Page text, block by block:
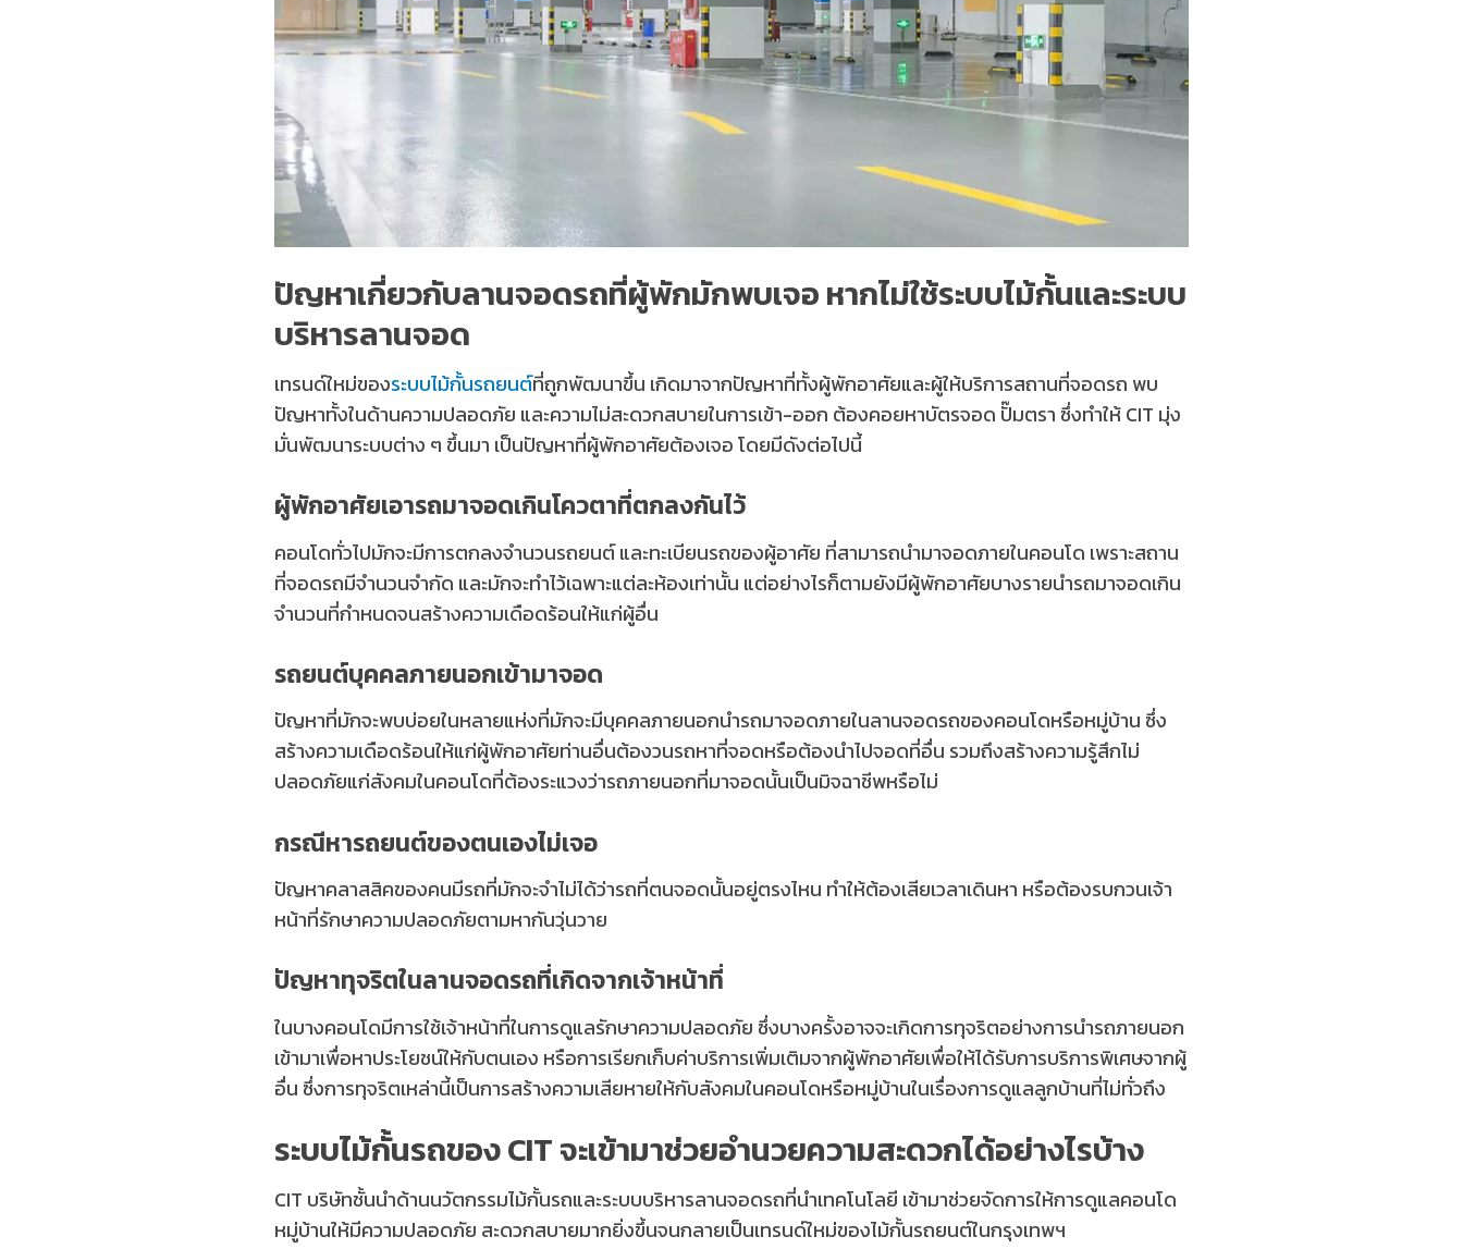
ปัญหาเกี่ยวกับลานจอดรถที่ผู้พักมักพบเจอ หากไม่ใช้ระบบไม้กั้นและระบบ
บริหารลานจอด
เทรนด์ใหม่ของระบบไม้กั้นรถยนต์ที่ถูกพัฒนาขึ้น เกิดมาจากปัญหาที่ทั้งผู้พักอาศัยและผู้ให้บริการสถานที่จอดรถ พบ
ปัญหาทั้งในด้านความปลอดภัย และความไม่สะดวกสบายในการเข้า-ออก ต้องคอยหาบัตรจอด ปั๊มตรา ซึ่งทำให้ CIT มุ่ง
มั่นพัฒนาระบบต่าง ๆ ขึ้นมา เป็นปัญหาที่ผู้พักอาศัยต้องเจอ โดยมีดังต่อไปนี้
ผู้พักอาศัยเอารถมาจอดเกินโควตาที่ตกลงกันไว้
คอนโดทั่วไปมักจะมีการตกลงจำนวนรถยนต์ และทะเบียนรถของผู้อาศัย ที่สามารถนำมาจอดภายในคอนโด เพราะสถาน
ที่จอดรถมีจำนวนจำกัด และมักจะทำไว้เฉพาะแต่ละห้องเท่านั้น แต่อย่างไรก็ตามยังมีผู้พักอาศัยบางรายนำรถมาจอดเกิน
จำนวนที่กำหนดจนสร้างความเดือดร้อนให้แก่ผู้อื่น
รถยนต์บุคคลภายนอกเข้ามาจอด
ปัญหาที่มักจะพบบ่อยในหลายแห่งที่มักจะมีบุคคลภายนอกนำรถมาจอดภายในลานจอดรถของคอนโดหรือหมู่บ้าน ซึ่ง
สร้างความเดือดร้อนให้แก่ผู้พักอาศัยท่านอื่นต้องวนรถหาที่จอดหรือต้องนำไปจอดที่อื่น รวมถึงสร้างความรู้สึกไม่
ปลอดภัยแก่สังคมในคอนโดที่ต้องระแวงว่ารถภายนอกที่มาจอดนั้นเป็นมิจฉาชีพหรือไม่
กรณีหารถยนต์ของตนเองไม่เจอ
ปัญหาคลาสสิคของคนมีรถที่มักจะจำไม่ได้ว่ารถที่ตนจอดนั้นอยู่ตรงไหน ทำให้ต้องเสียเวลาเดินหา หรือต้องรบกวนเจ้า
หน้าที่รักษาความปลอดภัยตามหากันวุ่นวาย
ปัญหาทุจริตในลานจอดรถที่เกิดจากเจ้าหน้าที่
ในบางคอนโดมีการใช้เจ้าหน้าที่ในการดูแลรักษาความปลอดภัย ซึ่งบางครั้งอาจจะเกิดการทุจริตอย่างการนำรถภายนอก
เข้ามาเพื่อหาประโยชน์ให้กับตนเอง หรือการเรียกเก็บค่าบริการเพิ่มเติมจากผู้พักอาศัยเพื่อให้ได้รับการบริการพิเศษจากผู้
อื่น ซึ่งการทุจริตเหล่านี้เป็นการสร้างความเสียหายให้กับสังคมในคอนโดหรือหมู่บ้านในเรื่องการดูแลลูกบ้านที่ไม่ทั่วถึง
ระบบไม้กั้นรถของ CIT จะเข้ามาช่วยอำนวยความสะดวกได้อย่างไรบ้าง
CIT บริษัทชั้นนำด้านนวัตกรรมไม้กั้นรถและระบบบริหารลานจอดรถที่นำเทคโนโลยี เข้ามาช่วยจัดการให้การดูแลคอนโด
หมู่บ้านให้มีความปลอดภัย สะดวกสบายมากยิ่งขึ้นจนกลายเป็นเทรนด์ใหม่ของไม้กั้นรถยนต์ในกรุงเทพฯ